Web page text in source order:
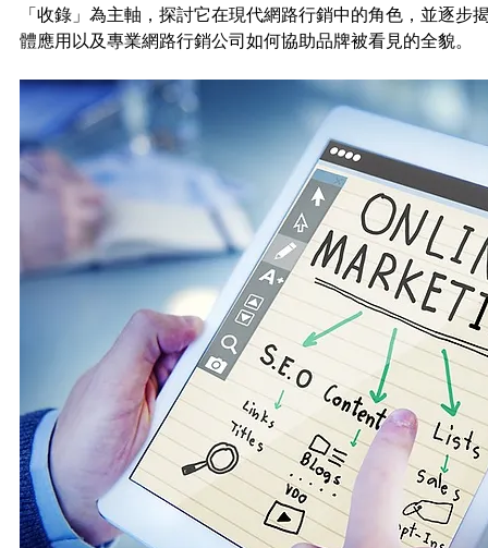
「收錄」為主軸，探討它在現代網路行銷中的角色，並逐步
體應用以及專業網路行銷公司如何協助品牌被看見的全貌。